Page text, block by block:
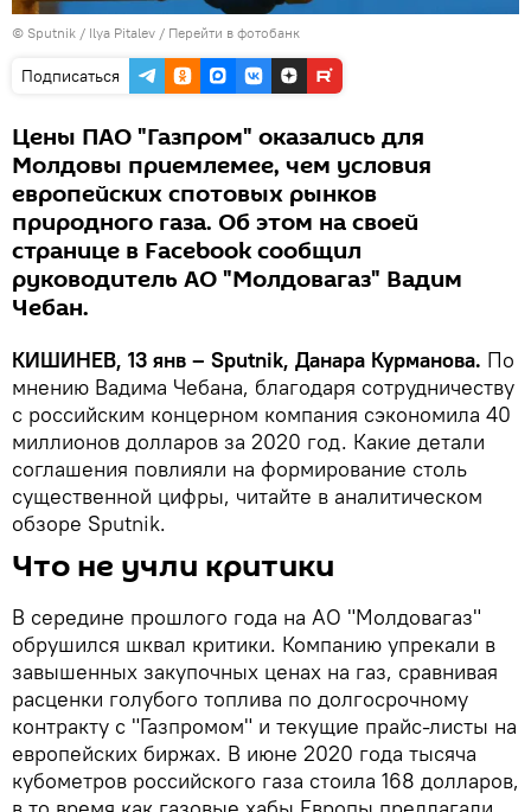
© Sputnik / Ilya Pitalev / Перейти в фотобанк
Подписаться
Цены ПАО "Газпром" оказались для
Молдовы приемлемее, чем условия
европейских спотовых рынков
природного газа. Об этом на своей
странице в Facebook сообщил
руководитель АО "Молдовагаз" Вадим
Чебан.
КИШИНЕВ, 13 янв – Sputnik, Данара Курманова. По
мнению Вадима Чебана, благодаря сотрудничеству
с российским концерном компания сэкономила 40
миллионов долларов за 2020 год. Какие детали
соглашения повлияли на формирование столь
существенной цифры, читайте в аналитическом
обзоре Sputnik.
Что не учли критики
В середине прошлого года на АО "Молдовагаз"
обрушился шквал критики. Компанию упрекали в
завышенных закупочных ценах на газ, сравнивая
расценки голубого топлива по долгосрочному
контракту с "Газпромом" и текущие прайс-листы на
европейских биржах. В июне 2020 года тысяча
кубометров российского газа стоила 168 долларов,